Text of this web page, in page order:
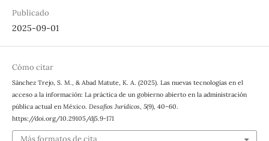
Publicado
2025-09-01
Cómo citar
Sánchez Trejo, S. M., & Abad Matute, K. A. (2025). Las nuevas tecnologías en el
acceso a la información: La práctica de un gobierno abierto en la administración
pública actual en México. Desafíos Jurídicos 5(9), 40–60.
https://doi.org/10.29105/dj5.9-171
Más formatos de cita